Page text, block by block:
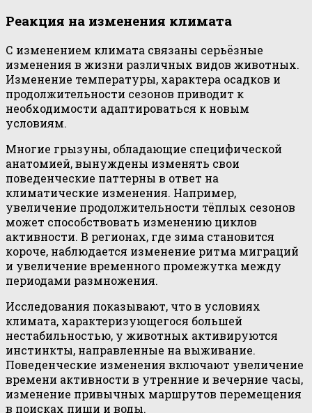
Реакция на изменения климата
С изменением климата связаны серьёзные
изменения в жизни различных видов животных.
Изменение температуры, характера осадков и
продолжительности сезонов приводит к
необходимости адаптироваться к новым
условиям.
Многие грызуны, обладающие специфической
анатомией, вынуждены изменять свои
поведенческие паттерны в ответ на
климатические изменения. Например,
увеличение продолжительности тёплых сезонов
может способствовать изменению циклов
активности. В регионах, где зима становится
короче, наблюдается изменение ритма миграций
и увеличение временного промежутка между
периодами размножения.
Исследования показывают, что в условиях
климата, характеризующегося большей
нестабильностью, у животных активируются
инстинкты, направленные на выживание.
Поведенческие изменения включают увеличение
времени активности в утренние и вечерние часы,
изменение привычных маршрутов перемещения
в поисках пищи и воды.